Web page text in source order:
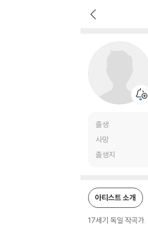
출생
사망
출생지
아티스트 소개
17세기 독일 작곡가.